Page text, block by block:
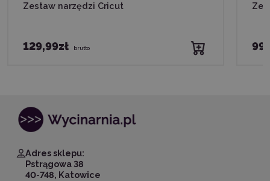
Zestaw narzędzi Cricut
129,99zł brutto
Adres sklepu:
Pstrągowa 38
40-748, Katowice